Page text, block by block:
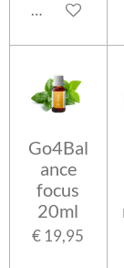
In
Go4Bal
ance
focus
20ml
€ 19,95